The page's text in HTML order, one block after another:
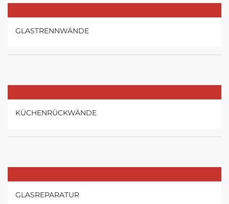
GLASTRENNWÄNDE
KÜCHENRÜCKWÄNDE
GLASREPARATUR